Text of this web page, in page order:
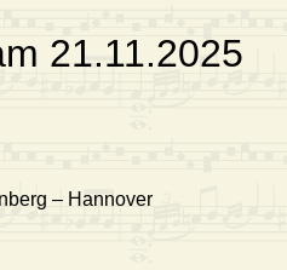
21.11.2025
– Hannover